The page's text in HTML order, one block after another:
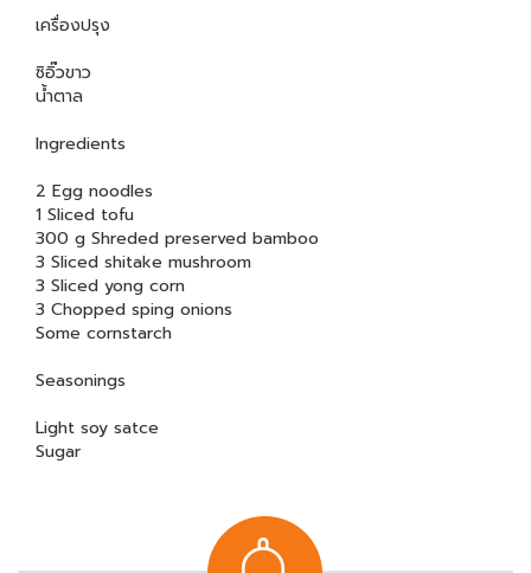
เครื่องปรุง
ซิอิ๊วขาว
น้ำตาล
Ingredients
2 Egg noodles
1 Sliced tofu
300 g Shreded preserved bamboo
3 Sliced shitake mushroom
3 Sliced yong corn
3 Chopped sping onions
Some cornstarch
Seasonings
Light soy satce
Sugar